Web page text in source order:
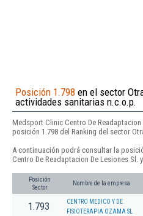
Posición 1.798 en el sector
actividades sanitarias n.c.o.p.
Medsport Clinic Centro De Readaptacion
posición 1.798 del Ranking del sector
A continuación podrá consultar la
Centro De Readaptacion De Lesiones
Posición
Sector
Nombre de la empresa
1.793
CENTRO MEDICO Y DE
FISIOTERAPIA OZAMA SL